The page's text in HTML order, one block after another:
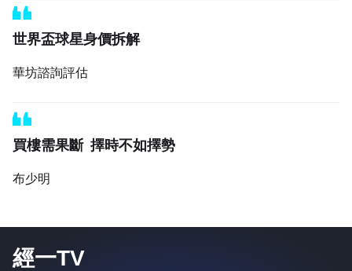
世界盃球星身價拆解
華坊諮詢評估
買樓需果斷 擇時不如擇勢
布少明
經一TV